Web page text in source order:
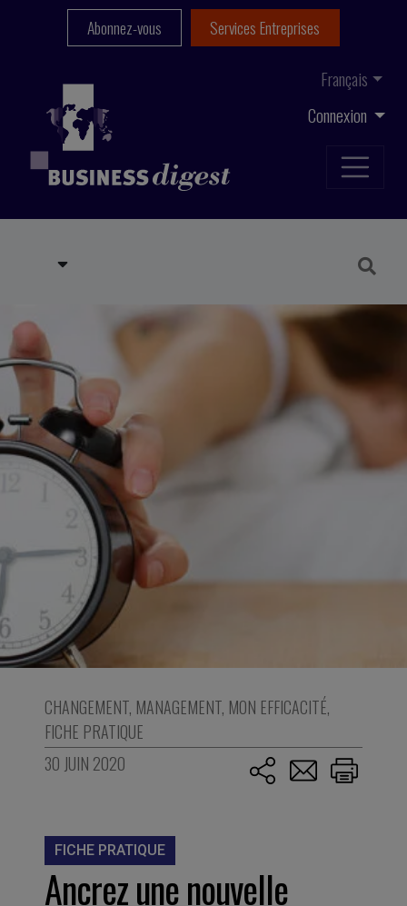
Connexion
Français
Abonnez-vous Services Entreprises
CHANGEMENT, MANAGEMENT, MON EFFICACITÉ,
FICHE PRATIQUE
30 JUIN 2020
FICHE PRATIQUE
Ancrez une nouvelle